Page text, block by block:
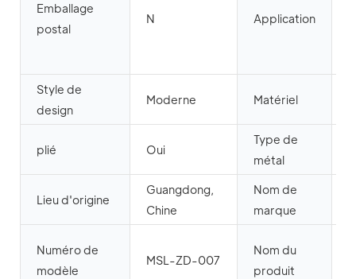
Emballage
postal
N Application
Style de
design
Moderne Matériel
plié Oui
Type de
métal
Lieu d'origine
Guangdong,
Chine
Nom de
marque
Numéro de
modèle
MSL-ZD-007
Nom du
produit